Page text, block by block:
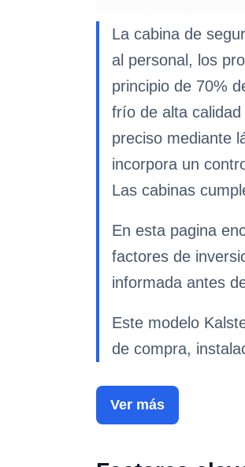
La cabina de
al personal, los
principio de 70%
frío de alta
preciso mediante
incorpora un
Las cabinas
En esta pagina
factores de
informada antes
Este modelo
de compra,
Ver más